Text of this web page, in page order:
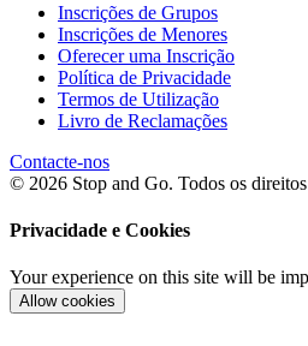
Inscrições de Grupos
Inscrições de Menores
Oferecer uma Inscrição
Política de Privacidade
Termos de Utilização
Livro de Reclamações
Contacte-nos
© 2026 Stop and Go. Todos os direitos
Privacidade e Cookies
Your experience on this site will be
Allow cookies